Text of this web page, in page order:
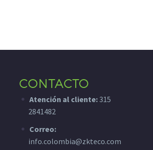
CONTACTO
Atención al cliente: 315
2841482
Correo:
info.colombia@zkteco.com